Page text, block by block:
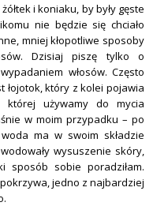
i koniaku, by były gęste
nie będzie się chciało
mniej kłopotliwe sposoby
Dzisiaj piszę tylko o
włosów. Często
który z kolei pojawia
używamy do mycia
w moim przypadku – po
ma w swoim składzie
wysuszenie skóry,
sposób sobie poradziłam.
pokrzywa, jedno z najbardziej